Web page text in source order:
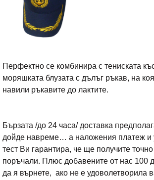
Перфектно се комбинира с тениската
моряшката блузата с дълъг ръкав, на
навили ръкавите до лактите.
Бързата /до 24 часа/ доставка
дойде навреме… а наложения платеж и
тест Ви гарантира, че ще получите точно
поръчали. Плюс добавените от нас 100
да я върнете, ако не е удоволетворила